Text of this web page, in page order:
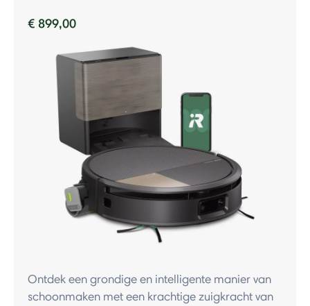
€ 899,00
Ontdek een grondige en intelligente manier van
schoonmaken met een krachtige zuigkracht van